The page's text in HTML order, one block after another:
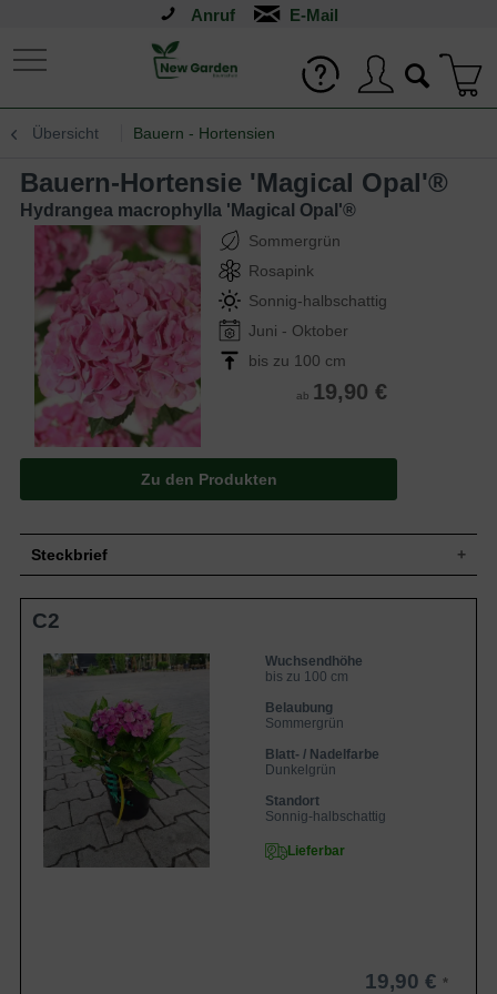
Anruf
Übersicht Bauern - Hortensien
Bauern-Hortensie 'Magical Opal'®
Hydrangea macrophylla 'Magical Opal'®
Sommergrün
Rosapink
Sonnig-halbschattig
Juni - Oktober
bis zu 100 cm
ab 19,90 €
Zu den Produkten
Steckbrief
Kleiner Strauch, breitbuschig und
Wuchshöhe
bis zu 100 cm
Blatt
Sommergrün, oval, am Ende zugespitzt,
gezahnter Rand, glänzend dunkelgrün, 10
bis 15 cm lang
Frucht
Unscheinbar
Blüte
Zu Beginn grüne Blüte mit rosafarbener
Zeichnung, später übergehend in ein
intensives Pink, Einzelblüten in bis zu 12
cm breit
Blütezeit
Juni bis Oktober
Sonnig bis halbschattig, windgeschützt
C2
Wuchsendhöhe
bis zu 100 cm
Belaubung
Sommergrün
Blatt- / Nadelfarbe
Dunkelgrün
Standort
Sonnig-halbschattig
Lieferbar
19,90 €